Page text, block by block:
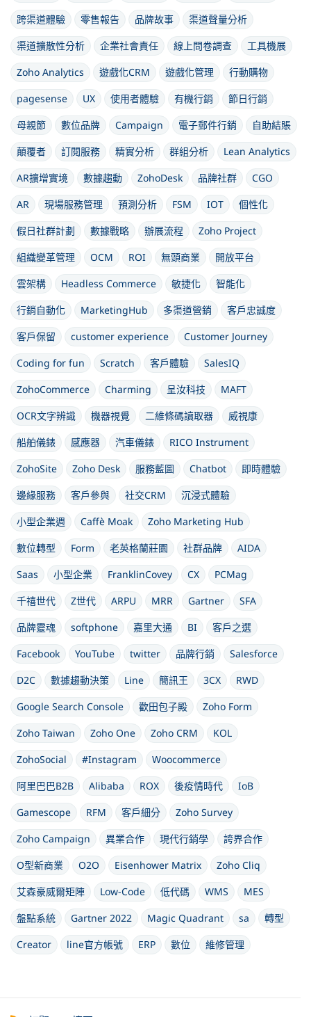
跨渠道體驗
零售報告 品牌故事
渠道聲量分析
渠道擴散性分析
企業社會責任 線上問卷調查
工具機展
Zoho Analytics
遊戲化CRM 遊戲化管理
行動購物
pagesense
UX 使用者體驗 有機行銷
節日行銷
母親節
數位品牌 Campaign 電子郵件行銷
自助結賬
顛覆者
訂閱服務 精實分析 群組分析
Lean Analytics
AR擴增實境
數據趨動 ZohoDesk 品牌社群
CGO
AR
現場服務管理 預測分析 FSM IOT
個性化
假日社群計劃
數據戰略 辦展流程
Zoho Project
組織變革管理
OCM ROI 無頭商業
開放平台
雲架構
Headless Commerce 敏捷化
智能化
行銷自動化
MarketingHub 多渠道營銷
客戶忠誠度
客戶保留
customer experience
Customer Journey
Coding for fun
Scratch 客戶體驗
SalesIQ
ZohoCommerce
Charming 呈汝科技
MAFT
OCR文字辨識
機器視覺 二維條碼讀取器
威視康
船舶儀錶
感應器 汽車儀錶
RICO Instrument
ZohoSite
Zoho Desk 服務藍圖 Chatbot
即時體驗
邊緣服務
客戶參與 社交CRM
沉浸式體驗
小型企業週
Caffè Moak
Zoho Marketing Hub
數位轉型
Form 老英格蘭莊園 社群品牌
AIDA
Saas
小型企業 FranklinCovey CX
PCMag
千禧世代
Z世代 ARPU MRR Gartner
SFA
品牌靈魂
softphone 嘉里大通 BI
客戶之選
Facebook
YouTube twitter 品牌行銷
Salesforce
D2C
數據趨動決策 Line 簡訊王 3CX
RWD
Google Search Console
歡田包子殿
Zoho Form
Zoho Taiwan
Zoho One Zoho CRM
KOL
ZohoSocial
#Instagram
Woocommerce
阿里巴巴B2B
Alibaba ROX 後疫情時代
IoB
Gamescope
RFM 客戶細分
Zoho Survey
Zoho Campaign
異業合作 現代行銷學
誇界合作
O型新商業
O2O Eisenhower Matrix
Zoho Cliq
艾森豪威爾矩陣
Low-Code 低代碼 WMS
MES
盤點系統
Gartner 2022 Magic Quadrant sa
轉型
Creator
line官方帳號 ERP 數位 維修管理